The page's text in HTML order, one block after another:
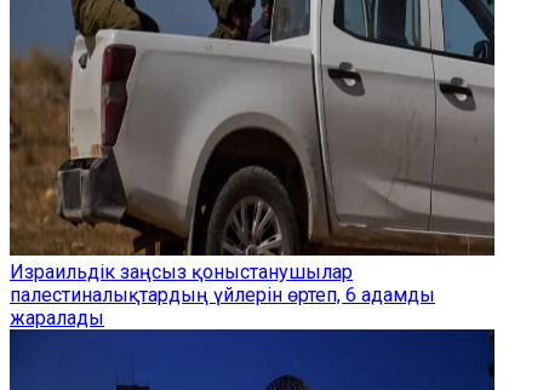
Израильдік заңсыз қоныстанушылар
палестиналықтардың үйлерін өртеп, 6 адамды
жаралады